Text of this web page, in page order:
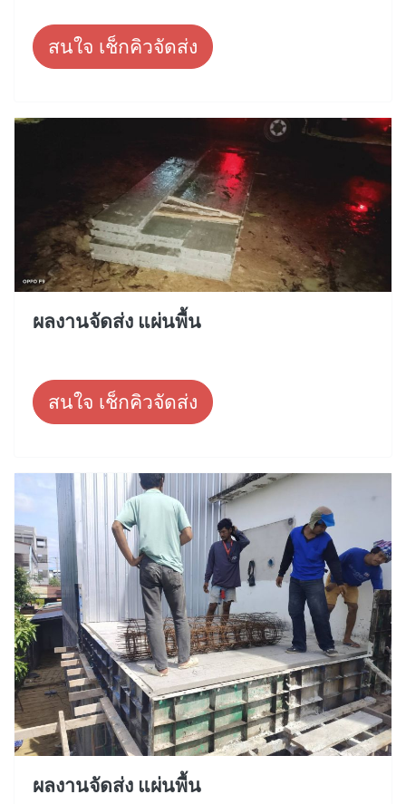
สนใจ เช็กคิวจัดส่ง
ผลงานจัดส่ง แผ่นพื้น
สนใจ เช็กคิวจัดส่ง
ผลงานจัดส่ง แผ่นพื้น